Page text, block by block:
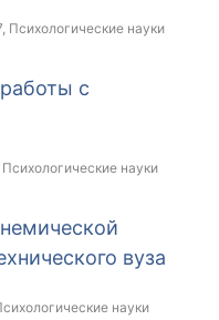
, Психологические науки
с
Психологические науки
вуза
науки